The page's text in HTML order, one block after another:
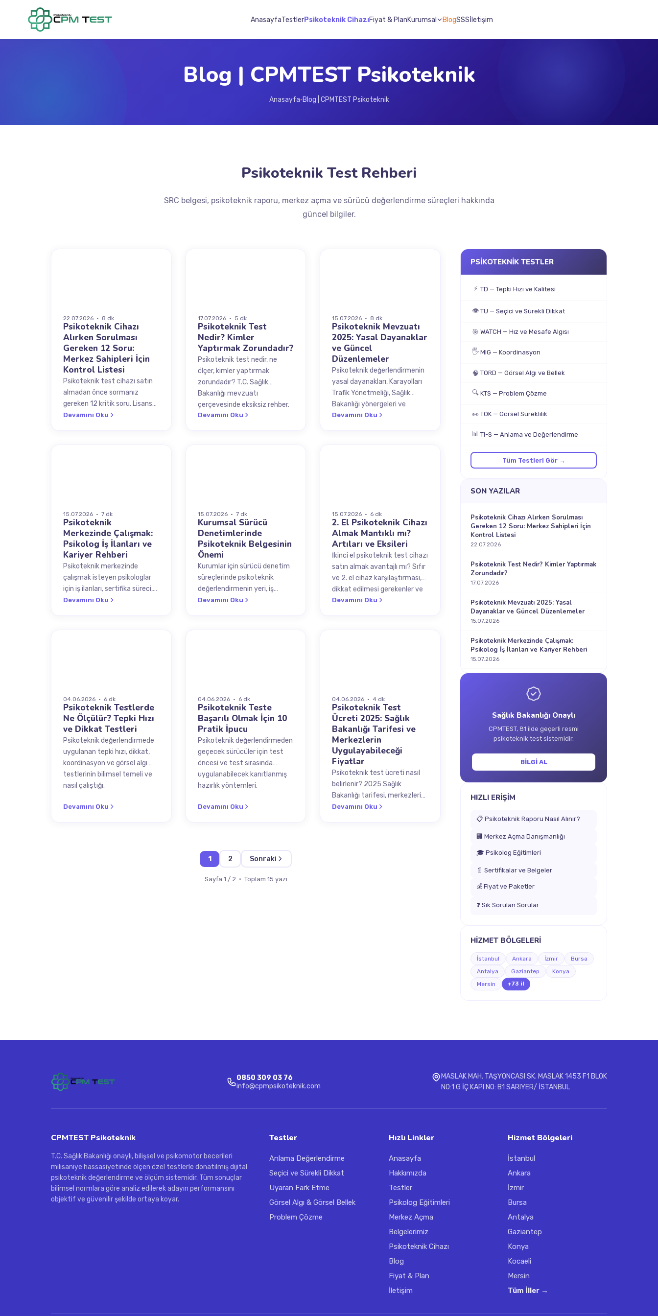
AnasayfaTestlerPsikoteknik CihazıFiyat & PlanKurumsal BlogSSSİletişim
Blog | CPMTEST Psikoteknik
Anasayfa● Blog | CPMTEST Psikoteknik
Psikoteknik Test Rehberi
SRC belgesi, psikoteknik raporu, merkez açma ve sürücü değerlendirme süreçleri hakkında
güncel bilgiler.
22.07.2026 · 8 dk
Psikoteknik Cihazı
Alırken Sorulması
Gereken 12 Soru:
Merkez Sahipleri İçin
Kontrol Listesi
Psikoteknik test cihazı satın
almadan önce sormanız
gereken 12 kritik soru. Lisans
modeli, e-Devlet
Devamını Oku
17.07.2026 · 5 dk
Psikoteknik Test
Nedir? Kimler
Yaptırmak Zorundadır?
Psikoteknik test nedir, ne
ölçer, kimler yaptırmak
zorundadır? T.C. Sağlık
Bakanlığı mevzuatı
çerçevesinde eksiksiz rehber.
Devamını Oku
15.07.2026 · 8 dk
Psikoteknik Mevzuatı
2025: Yasal Dayanaklar
ve Güncel
Düzenlemeler
Psikoteknik değerlendirmenin
yasal dayanakları, Karayolları
Trafik Yönetmeliği, Sağlık
Bakanlığı yönergeleri ve
güncel mevzuat değişiklikleri
Devamını Oku
15.07.2026 · 7 dk
Psikoteknik
Merkezinde Çalışmak:
Psikolog İş İlanları ve
Kariyer Rehberi
Psikoteknik merkezinde
çalışmak isteyen psikologlar
için iş ilanları, sertifika süreci,
ücret beklentileri ve kariyer
Devamını Oku
15.07.2026 · 7 dk
Kurumsal Sürücü
Denetimlerinde
Psikoteknik Belgesinin
Önemi
Kurumlar için sürücü denetim
süreçlerinde psikoteknik
değerlendirmenin yeri, iş
güvenliği, hukuki sorumluluklar
Devamını Oku
15.07.2026 · 6 dk
2. El Psikoteknik Cihazı
Almak Mantıklı mı?
Artıları ve Eksileri
İkinci el psikoteknik test cihazı
satın almak avantajlı mı? Sıfır
ve 2. el cihaz karşılaştırması,
dikkat edilmesi gerekenler ve
maliyet analizi.
Devamını Oku
04.06.2026 · 6 dk
Psikoteknik Testlerde
Ne Ölçülür? Tepki Hızı
ve Dikkat Testleri
Psikoteknik değerlendirmede
uygulanan tepki hızı, dikkat,
koordinasyon ve görsel algı
testlerinin bilimsel temeli ve
nasıl çalıştığı.
Devamını Oku
04.06.2026 · 6 dk
Psikoteknik Teste
Başarılı Olmak İçin 10
Pratik İpucu
Psikoteknik değerlendirmeden
geçecek sürücüler için test
öncesi ve test sırasında
uygulanabilecek kanıtlanmış
hazırlık yöntemleri.
Devamını Oku
04.06.2026 · 4 dk
Psikoteknik Test
Ücreti 2025: Sağlık
Bakanlığı Tarifesi ve
Merkezlerin
Uygulayabileceği
Fiyatlar
Psikoteknik test ücreti nasıl
belirlenir? 2025 Sağlık
Bakanlığı tarifesi, merkezlerin
uygulayabileceği maksimum
Devamını Oku
1 2 Sonraki
Sayfa 1 / 2 · Toplam 15 yazı
PSİKOTEKNİK TESTLER
⚡ TD — Tepki Hızı ve Kalitesi
👁 TU — Seçici ve Sürekli Dikkat
🎯 WATCH — Hız ve Mesafe Algısı
🖐 MIG — Koordinasyon
🧠 TORD — Görsel Algı ve Bellek
🔍 KTS — Problem Çözme
👀 TOK — Görsel Süreklilik
📊 TI-S — Anlama ve Değerlendirme
Tüm Testleri Gör →
SON YAZILAR
Psikoteknik Cihazı Alırken Sorulması
Gereken 12 Soru: Merkez Sahipleri İçin
Kontrol Listesi
22.07.2026
Psikoteknik Test Nedir? Kimler Yaptırmak
Zorundadır?
17.07.2026
Psikoteknik Mevzuatı 2025: Yasal
Dayanaklar ve Güncel Düzenlemeler
15.07.2026
Psikoteknik Merkezinde Çalışmak:
Psikolog İş İlanları ve Kariyer Rehberi
15.07.2026
Sağlık Bakanlığı Onaylı
CPMTEST, 81 ilde geçerli resmi
psikoteknik test sistemidir.
BİLGİ AL
HIZLI ERİŞİM
📋 Psikoteknik Raporu Nasıl Alınır?
🏢 Merkez Açma Danışmanlığı
🎓 Psikolog Eğitimleri
📄 Sertifikalar ve Belgeler
💰 Fiyat ve Paketler
❓ Sık Sorulan Sorular
HİZMET BÖLGELERİ
İstanbul Ankara İzmir
Bursa
Antalya
Gaziantep
Konya
Mersin
+73 il
0850 309 03 76
info@cpmpsikoteknik.com
MASLAK MAH. TAŞYONCASI SK. MASLAK 1453 F1 BLOK
NO:1 G İÇ KAPI NO: B1 SARIYER/ İSTANBUL
CPMTEST Psikoteknik
T.C. Sağlık Bakanlığı onaylı, bilişsel ve psikomotor becerileri
milisaniye hassasiyetinde ölçen özel testlerle donatılmış dijital
psikoteknik değerlendirme ve ölçüm sistemidir. Tüm sonuçlar
bilimsel normlara göre analiz edilerek adayın performansını
objektif ve güvenilir şekilde ortaya koyar.
Testler
Anlama Değerlendirme
Seçici ve Sürekli Dikkat
Uyaran Fark Etme
Görsel Algı & Görsel Bellek
Problem Çözme
Hızlı Linkler
Anasayfa
Hakkımızda
Testler
Psikolog Eğitimleri
Merkez Açma
Belgelerimiz
Psikoteknik Cihazı
Blog
Fiyat & Plan
İletişim
Hizmet Bölgeleri
İstanbul
Ankara
İzmir
Bursa
Antalya
Gaziantep
Konya
Kocaeli
Mersin
Tüm İller →